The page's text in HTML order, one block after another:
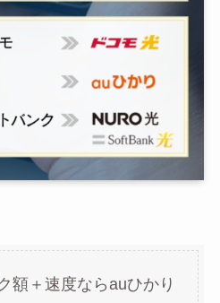
額＋速度ならauひかり